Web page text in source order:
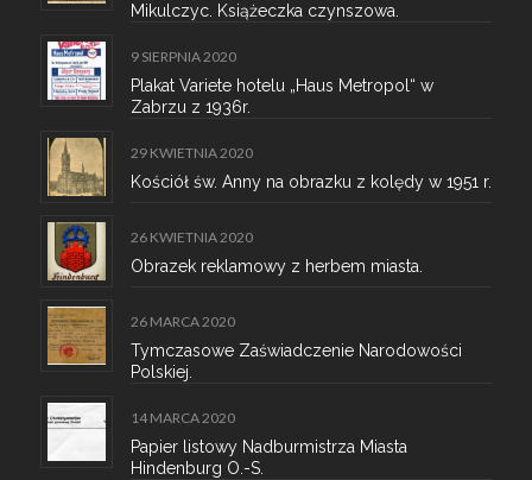
Mikulczyc. Książeczka czynszowa.
9 SIERPNIA 2020
Plakat Variete hotelu „Haus Metropol“ w
Zabrzu z 1936r.
29 KWIETNIA 2020
Kościół św. Anny na obrazku z kolędy w 1951 r.
26 KWIETNIA 2020
Obrazek reklamowy z herbem miasta.
26 MARCA 2020
Tymczasowe Zaświadczenie Narodowości
Polskiej.
14 MARCA 2020
Papier listowy Nadburmistrza Miasta
Hindenburg O.-S.